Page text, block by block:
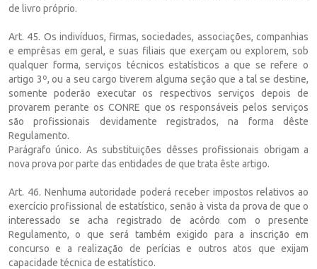
de livro próprio.
Art. 45. Os indivíduos, firmas, sociedades, associações, companhias
e emprêsas em geral, e suas filiais que exerçam ou explorem, sob
qualquer forma, serviços técnicos estatísticos a que se refere o
artigo 3º, ou a seu cargo tiverem alguma seção que a tal se destine,
somente poderão executar os respectivos serviços depois de
provarem perante os CONRE que os responsáveis pelos serviços
são profissionais devidamente registrados, na forma dêste
Regulamento.
Parágrafo único. As substituições dêsses profissionais obrigam a
nova prova por parte das entidades de que trata êste artigo.
Art. 46. Nenhuma autoridade poderá receber impostos relativos ao
exercício profissional de estatístico, senão à vista da prova de que o
interessado se acha registrado de acôrdo com o presente
Regulamento, o que será também exigido para a inscrição em
concurso e a realização de perícias e outros atos que exijam
capacidade técnica de estatístico.